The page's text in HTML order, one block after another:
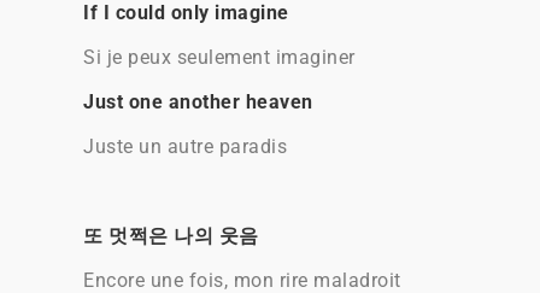
If I could only imagine
Si je peux seulement imaginer
Just one another heaven
Juste un autre paradis
또 멋쩍은 나의 웃음
Encore une fois, mon rire maladroit